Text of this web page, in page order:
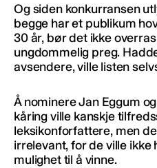
Og siden konkurransen
begge har et publikum
30 år, bør det ikke
ungdommelig preg.
avsendere, ville listen
Å nominere Jan Eggum
kåring ville kanskje
leksikonforfattere, men
irrelevant, for de ville ikke
mulighet til å vinne.